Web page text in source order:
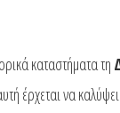
καταστήματα τη
έρχεται να